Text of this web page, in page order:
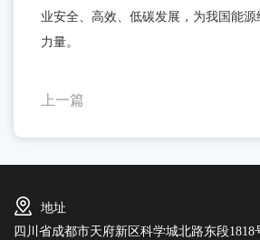
业安全、高效、低碳发展，为我国能
力量。
上一篇
地址
四川省成都市天府新区科学城北路东段